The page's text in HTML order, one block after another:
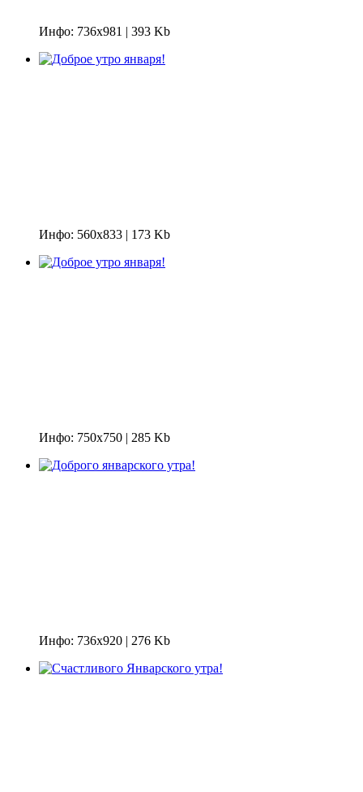
Инфо: 736х981 | 393 Kb
Инфо: 560х833 | 173 Kb
Инфо: 750х750 | 285 Kb
Инфо: 736х920 | 276 Kb